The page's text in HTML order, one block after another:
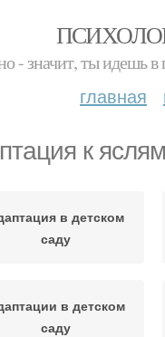
- значит, ты идешь
главная
к яслям
в детском
саду
в детском
саду